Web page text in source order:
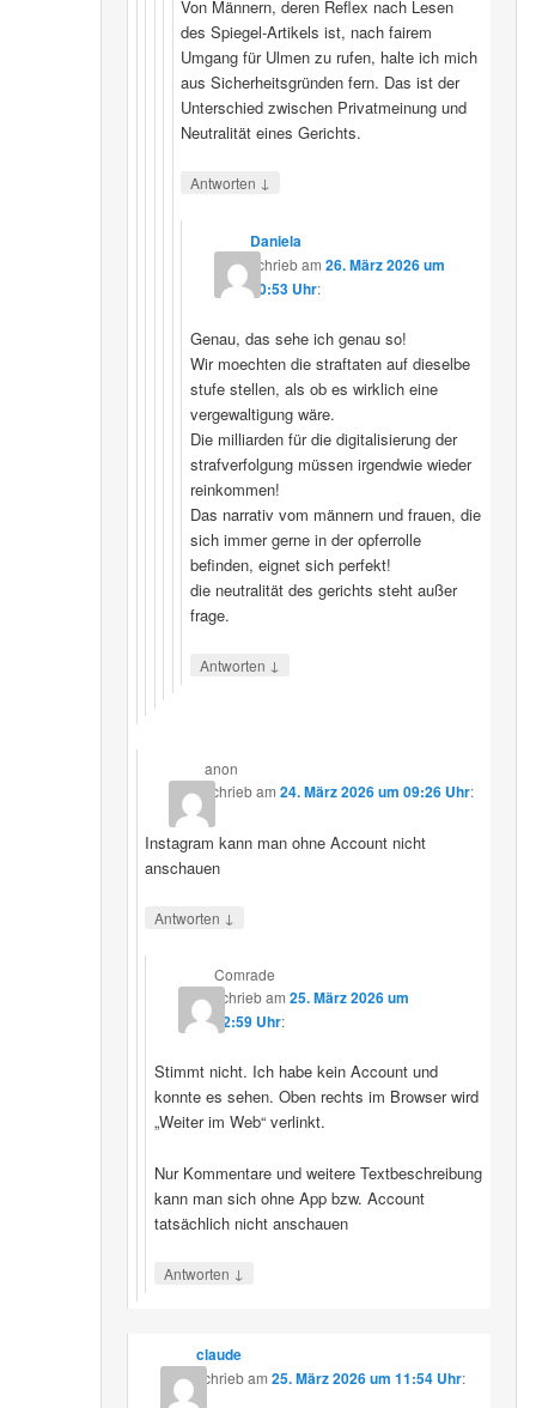
Von Männern, deren Reflex nach Lesen
des Spiegel-Artikels ist, nach fairem
Umgang für Ulmen zu rufen, halte ich mich
aus Sicherheitsgründen fern. Das ist der
Unterschied zwischen Privatmeinung und
Neutralität eines Gerichts.
Antworten ↓
Daniela
schriebam 26. März 2026 um
10:53 Uhr:
Genau, das sehe ich genau so!
Wir moechten die straftaten auf dieselbe
stufe stellen, als ob es wirklich eine
vergewaltigung wäre.
Die milliarden für die digitalisierung der
strafverfolgung müssen irgendwie wieder
reinkommen!
Das narrativ vom männern und frauen, die
sich immer gerne in der opferrolle
befinden, eignet sich perfekt!
die neutralität des gerichts steht außer
frage.
Antworten ↓
anon
schriebam24. März 2026 um 09:26 Uhr:
Instagram kann man ohne Account nicht
anschauen
Antworten ↓
Comrade
schriebam 25. März 2026 um
12:59 Uhr:
Stimmt nicht. Ich habe kein Account und
konnte es sehen. Oben rechts im Browser wird
„Weiter im Web“ verlinkt.
Nur Kommentare und weitere Textbeschreibung
kann man sich ohne App bzw. Account
tatsächlich nicht anschauen
Antworten ↓
claude
schriebam 25. März 2026 um 11:54 Uhr: